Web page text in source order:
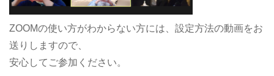
ZOOMの使い方がわからない方には、設定方法の動画をお
送りしますので、
安心してご参加ください。